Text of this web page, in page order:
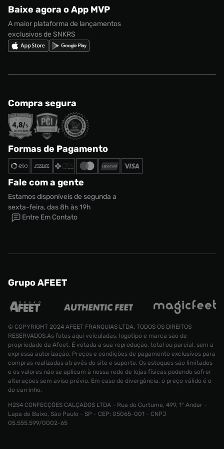
Meia adidas Cano Baixo 3 Pares Unissex
Nike Shox
Regulamento Cupom
Baixe agora o App MVP
A maior plataforma de lançamentos
exclusivos de SNKRS
Compra segura
Formas de Pagamento
Fale com a gente
Estamos disponíveis de segunda a
sexta-feira, das 8h às 19h
Entre Em Contato
Grupo AFEET
© COPYRIGHT 2024 AFEET FRANQUIAS LTDA. TODOS OS DIREITOS
RESERVADOS.As fotos aqui veiculadas, logotipo e marca são de
propriedade da Afeet. É vetada a sua reprodução, total ou parcial, sem a
expressa autorização. Preços e condições de pagamento exclusivos para
compras realizadas através do site e suporte. Os estoques são limitados
e os valores não se aplicam à nossa rede de lojas físicas podendo sofrer
alterações sem aviso prévio. Em caso de divergência, o preço válido é o
do carrinho.
H2S4 CONFECÇÕES CALÇADOS LTDA - Rua do Curtume, 499, 1° Andar -
Lapa de Baixo, São Paulo - SP - CEP: 05065-001 - CNPJ
05.555.599/0002-65